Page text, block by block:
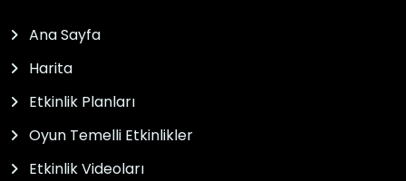
Ana Sayfa
Harita
Etkinlik Planları
Oyun Temelli Etkinlikler
Etkinlik Videoları